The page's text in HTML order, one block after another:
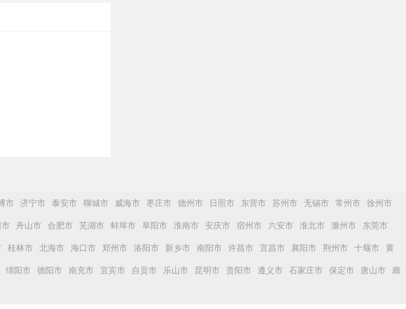
市 济宁市 泰安市 聊城市 威海市 枣庄市 德州市 日照市 东营市 苏州市 无锡市 常州市 徐州市
舟山市 合肥市 芜湖市 蚌埠市 阜阳市 淮南市 安庆市 宿州市 六安市 淮北市 滁州市 东莞市
桂林市 北海市 海口市 郑州市 洛阳市 新乡市 南阳市 许昌市 宜昌市 襄阳市 荆州市 十堰市 黄
绵阳市 德阳市 南充市 宜宾市 自贡市 乐山市 昆明市 贵阳市 遵义市 石家庄市 保定市 唐山市 廊